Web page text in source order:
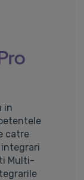
in
catre
Multi-